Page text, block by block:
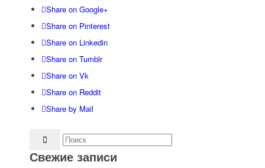
Share on Google+
Share on Pinterest
Share on Linkedin
Share on Tumblr
Share on Vk
Share on Reddit
Share by Mail
Свежие записи